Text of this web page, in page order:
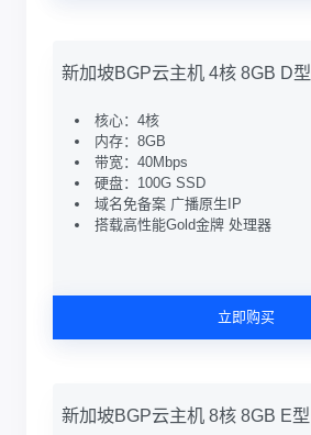
新加坡BGP云主机 4核 8GB D型
核心：4核
内存：8GB
带宽：40Mbps
硬盘：100G SSD
域名免备案 广播原生IP
搭载高性能Gold金牌 处理器
立即购买
新加坡BGP云主机 8核 8GB E型